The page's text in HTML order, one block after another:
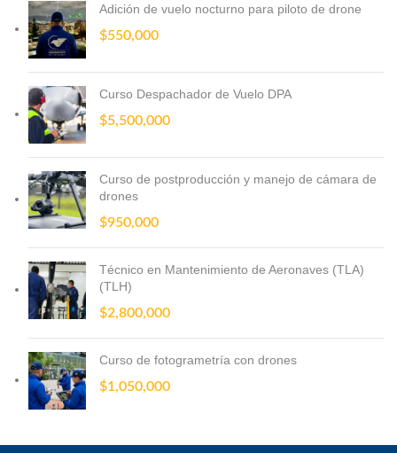
Adición de vuelo nocturno para piloto de drone
$550,000
Curso Despachador de Vuelo DPA
$5,500,000
Curso de postproducción y manejo de cámara de
drones
$950,000
Técnico en Mantenimiento de Aeronaves (TLA)
(TLH)
$2,800,000
Curso de fotogrametría con drones
$1,050,000